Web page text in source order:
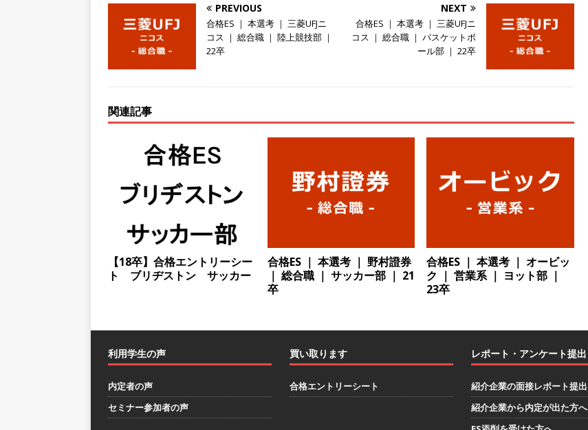
務・転勤なし ｜ 投資用住宅販売をリードする企業が手がける賃貸アパート・マンションの管理を
行う ｜ 年間休日125日以上 ｜ 不動産業ではレアな私服出社OK ｜ 土日祝完全休み ｜ スタンダー
体育会積極採用企業
としてクライアントの課題を解決 ｜ 土日祝完全休み ｜ データアナリティクスラボ
体育会積極
採用企業
[ 2026年5月14日 ]
【 28卒 ｜ 東京勤務・転勤なし 】 食品・生鮮業界に特化した人材紹介サービ
スを提供するベンチャー企業 ｜ 設立から毎年黒字経営。売上は常に右肩上がり ｜ 未経験から営業
として成長・収入アップが目指せる環境 ｜ オイシル
[ 2026年5月13日 ]
【 28卒 ｜ トップ企業内定の登竜門!! 満足度98％のインターン 】 東京勤務・
転勤なし ｜ 文系IT未経験でもOK ｜ 新卒の3年以内昇進率91％ ｜ IT社会の今まさに求められてい
模の重要施設の建設に携わるサブコン ｜ 環境保全や脱炭素社会の実現にも貢献 ｜ 初任給28万+各
[ 2026年5月13日 ]
【 28卒 ｜ 建築プロセスの一部を体験できるイベント開催 】香川・大阪勤務
｜ 四国・関東エリアで圧倒的な存在感を誇る総合建設会社（ゼネコン） ｜ 充実の福利厚生・資格
PREVIOUS
合格ES ｜ 本選考 ｜ 三菱UFJニ
コス ｜ 総合職 ｜ 陸上競技部 ｜
22卒
NEXT
合格ES ｜ 本選考 ｜ 三菱UFJニ
コス ｜ 総合職 ｜ バスケットボ
ール部 ｜ 22卒
関連記事
【18卒】合格エントリーシー
ト ブリヂストン サッカー
合格ES ｜ 本選考 ｜ 野村證券
｜ 総合職 ｜ サッカー部 ｜ 21
卒
合格ES ｜ 本選考 ｜ オービッ
ク ｜ 営業系 ｜ ヨット部 ｜
23卒
利用学生の声
内定者の声
セミナー参加者の声
買い取ります
合格エントリーシート
レポート・アンケート提出
紹介企業の面接レポート提出
紹介企業から内定が出た方へ